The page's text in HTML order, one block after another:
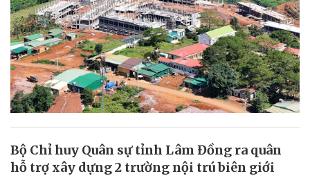
Bộ Chỉ huy Quân sự tỉnh Lâm Đồng ra quân
hỗ trợ xây dựng 2 trường nội trú biên giới